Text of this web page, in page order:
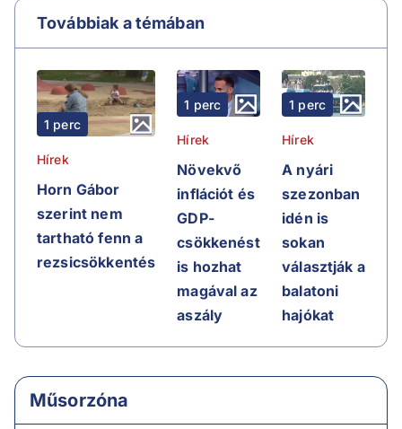
Továbbiak a témában
1 perc
Hírek
Horn Gábor
szerint nem
tartható fenn a
rezsicsökkentés
1 perc
Hírek
Növekvő
inflációt és
GDP-
csökkenést
is hozhat
magával az
aszály
1 perc
Hírek
A nyári
szezonban
idén is
sokan
választják a
balatoni
hajókat
Műsorzóna